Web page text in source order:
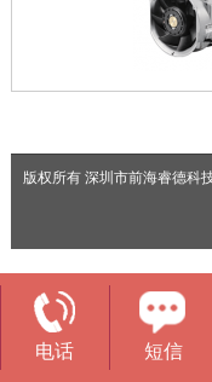
版权所有 深圳市前海睿德科
电话 短信